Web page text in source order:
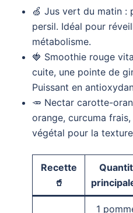
🍏 Jus vert du matin :
persil. Idéal pour
métabolisme.
🍓 Smoothie rouge
cuite, une pointe de
Puissant en
🥕 Nectar carotte-
orange, curcuma
végétal pour la
Recette
🥤
1